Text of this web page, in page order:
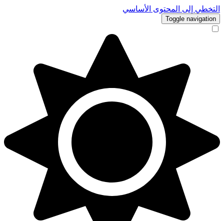
إلى المحتوى الأساسي
Toggle navigation